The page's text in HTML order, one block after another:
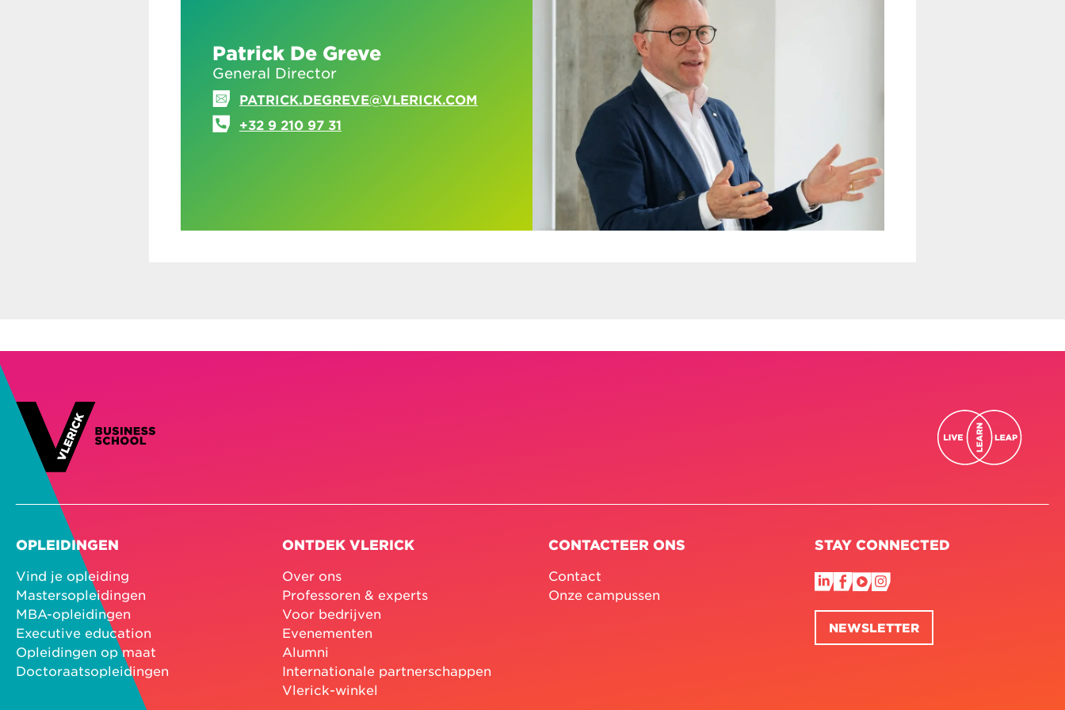
Patrick De Greve
General Director
PATRICK.DEGREVE@VLERICK.COM
+32 9 210 97 31
OPLEIDINGEN
Vind je opleiding
Mastersopleidingen
MBA-opleidingen
Executive education
Opleidingen op maat
Doctoraatsopleidingen
ONTDEK VLERICK
Over ons
Professoren & experts
Voor bedrijven
Evenementen
Alumni
Internationale partnerschappen
Vlerick-winkel
CONTACTEER ONS
Contact
Onze campussen
STAY CONNECTED
NEWSLETTER